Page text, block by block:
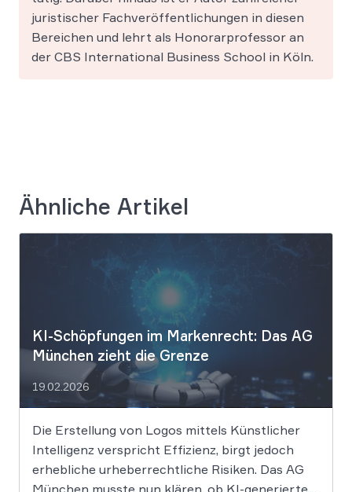
juristischer Fachveröffentlichungen in diesen
Bereichen und lehrt als Honorarprofessor an
der CBS International Business School in Köln.
Ähnliche Artikel
KI-Schöpfungen im Markenrecht: Das AG
München zieht die Grenze
19.02.2026
Die Erstellung von Logos mittels Künstlicher
Intelligenz verspricht Effizienz, birgt jedoch
erhebliche urheberrechtliche Risiken. Das AG
München musste nun klären, ob KI-generierte